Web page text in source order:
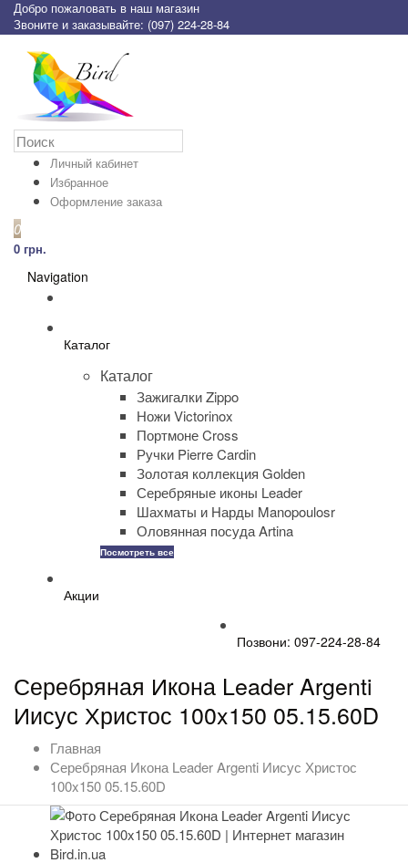
Добро пожаловать в наш магазин
Звоните и заказывайте: (097) 224-28-84
Личный кабинет
Избранное
Оформление заказа
0
0 грн.
Navigation
Каталог
Каталог
Зажигалки Zippo
Ножи Victorinox
Портмоне Cross
Ручки Pierre Cardin
Золотая коллекция Golden
Серебряные иконы Leader
Шахматы и Нарды Manopoulosr
Оловянная посуда Artina
Посмотреть все
Акции
Позвони: 097-224-28-84
Серебряная Икона Leader Argenti
Иисус Христос 100x150 05.15.60D
Главная
Серебряная Икона Leader Argenti Иисус Христос
100x150 05.15.60D